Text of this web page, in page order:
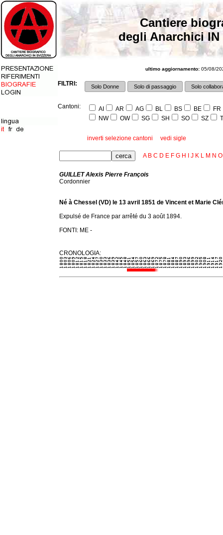
Cantiere
degli Anarchici IN
ultimo aggiornamento: 05/08/
FILTRI: Solo Donne Solo di passaggio Solo
Cantoni: AI AR AG BL BS BE
FR
NW
OW SG SH SO SZ
inverti selezione cantoni vedi sigle
A B C D E F G H J K L M N O
GUILLET Alexis Pierre François
Cordonnier
Né à Chessel (VD) le 13 avril 1851 de Vincent et Marie
Expulsé de France par arrêté du 3 août 1894.
FONTI: ME -
CRONOLOGIA: